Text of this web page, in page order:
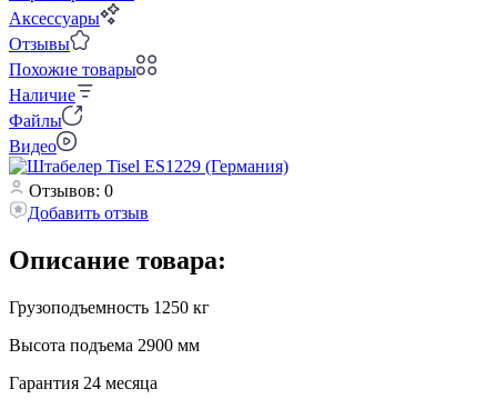
Аксессуары
Отзывы
Похожие товары
Наличие
Файлы
Видео
Отзывов: 0
Добавить отзыв
Описание товара:
Грузоподъемность 1250 кг
Высота подъема 2900 мм
Гарантия 24 месяца